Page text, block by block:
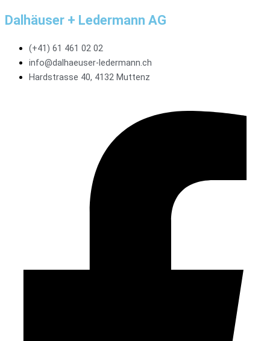
Dalhäuser + Ledermann AG
(+41) 61 461 02 02
info@dalhaeuser-ledermann.ch
Hardstrasse 40, 4132 Muttenz